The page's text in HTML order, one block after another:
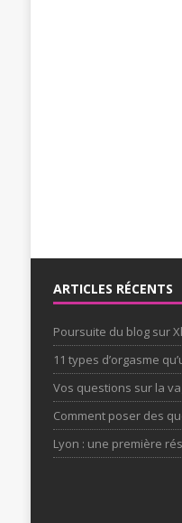
ARTICLES RÉCENTS
Poursuite du blog sur
11 types d’orgasme
Vos questions sur la
Comment poser des
Lyon : une première